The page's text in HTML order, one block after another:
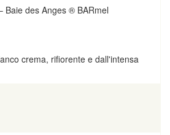
Baie des Anges ® BARmel
crema, rifiorente e dall'intensa